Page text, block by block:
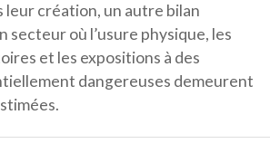
leur création, un autre bilan
secteur où l’usure physique, les
et les expositions à des
dangereuses demeurent